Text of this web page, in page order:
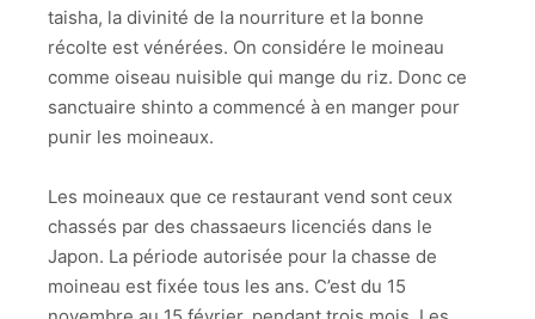
taisha, la divinité de la nourriture et la bonne
récolte est vénérées. On considére le moineau
comme oiseau nuisible qui mange du riz. Donc ce
sanctuaire shinto a commencé à en manger pour
punir les moineaux.
Les moineaux que ce restaurant vend sont ceux
chassés par des chassaeurs licenciés dans le
Japon. La période autorisée pour la chasse de
moineau est fixée tous les ans. C’est du 15